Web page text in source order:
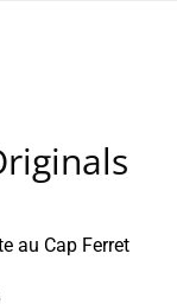
au Cap Ferret